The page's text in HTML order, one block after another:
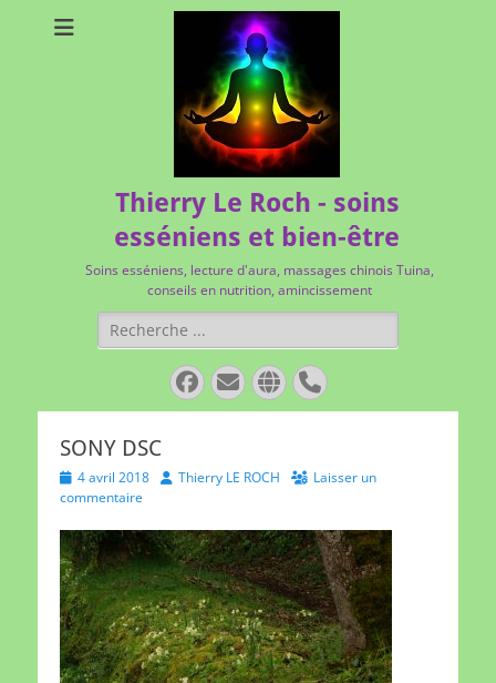
Thierry Le Roch - soins
esséniens et bien-être
Soins esséniens, lecture d'aura, massages chinois Tuina,
conseils en nutrition, amincissement
Rechercher :
Facebook
E-
mail
Site
web
Tél
SONY DSC
Posted
on
4 avril 2018 Author
Thierry LE ROCH
Laisser un
commentaire